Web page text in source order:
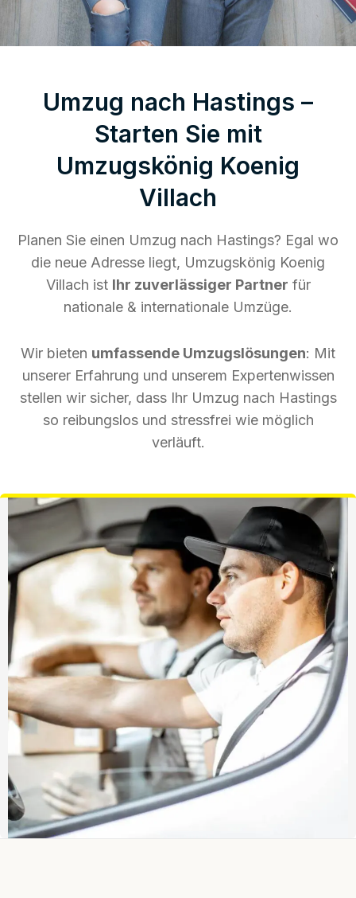
Umzug nach Hastings –
Starten Sie mit
Umzugskönig Koenig
Villach
Planen Sie einen Umzug nach Hastings? Egal wo
die neue Adresse liegt, Umzugskönig Koenig
Villach ist Ihr zuverlässiger Partner für
nationale & internationale Umzüge.
Wir bieten umfassende Umzugslösungen: Mit
unserer Erfahrung und unserem Expertenwissen
stellen wir sicher, dass Ihr Umzug nach Hastings
so reibungslos und stressfrei wie möglich
verläuft.